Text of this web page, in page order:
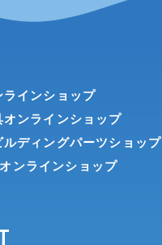
ラインショップ
オンラインショップ
ルディングパーツショップ
ンラインショップ